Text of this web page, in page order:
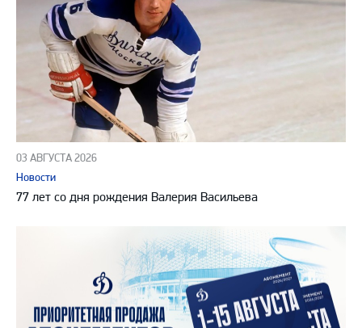
03 АВГУСТА 2026
Новости
77 лет со дня рождения Валерия Васильева